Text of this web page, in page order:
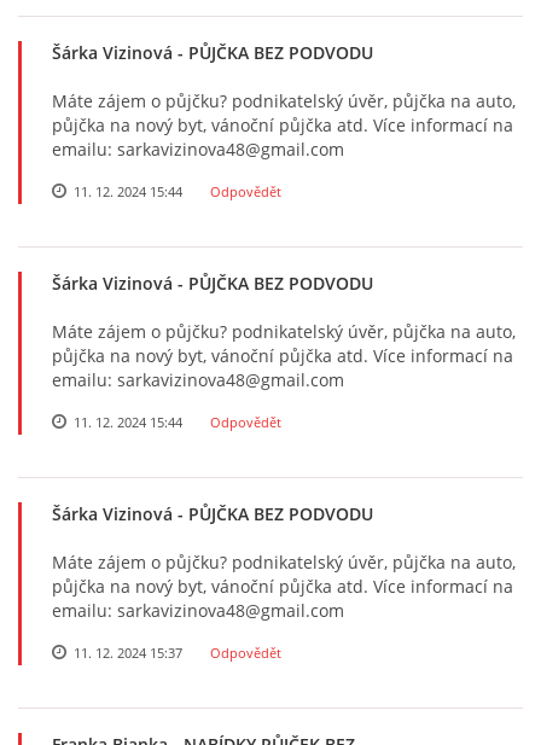
Šárka Vizinová - PŮJČKA BEZ PODVODU
Máte zájem o půjčku? podnikatelský úvěr, půjčka na auto,
půjčka na nový byt, vánoční půjčka atd. Více informací na
emailu: sarkavizinova48@gmail.com
11. 12. 2024 15:44 Odpovědět
Šárka Vizinová - PŮJČKA BEZ PODVODU
Máte zájem o půjčku? podnikatelský úvěr, půjčka na auto,
půjčka na nový byt, vánoční půjčka atd. Více informací na
emailu: sarkavizinova48@gmail.com
11. 12. 2024 15:44 Odpovědět
Šárka Vizinová - PŮJČKA BEZ PODVODU
Máte zájem o půjčku? podnikatelský úvěr, půjčka na auto,
půjčka na nový byt, vánoční půjčka atd. Více informací na
emailu: sarkavizinova48@gmail.com
11. 12. 2024 15:37 Odpovědět